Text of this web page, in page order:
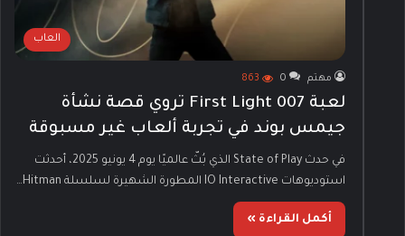
العاب
مهتم 0
863
لعبة 007 First Light تروي قصة نشأة
جيمس بوند في تجربة ألعاب غير مسبوقة
في حدث State of Play الذي بُثّ عالميًا يوم 4 يونيو 2025، أحدثت
استوديوهات IO Interactive المطورة الشهيرة لسلسلة Hitman…
أكمل القراءة »